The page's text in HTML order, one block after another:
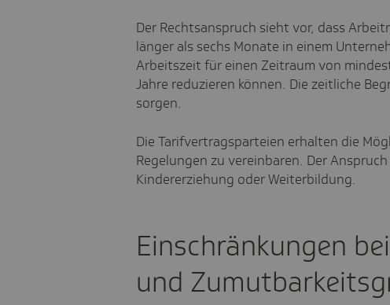
Der Rechtsanspruch sieht vor, dass
länger als sechs Monate in einem
Arbeitszeit für einen Zeitraum von
Jahre reduzieren können. Die zeitliche
sorgen.
Die Tarifvertragsparteien erhalten die
Regelungen zu vereinbaren. Der
Kindererziehung oder Weiterbildung.
Einschränkungen
und